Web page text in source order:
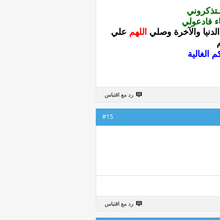
فادعولي
والآخرة وصلي اللهم علي
رد مع اقتباس
#15
رد مع اقتباس